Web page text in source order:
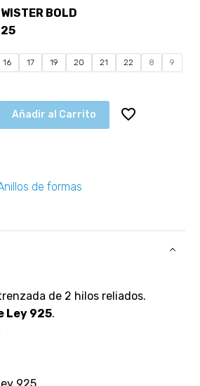
BOLD
16 17 19 20 21 22 8 9
Añadir al Carrito
de formas
de 2 hilos reliados.
Ley 925.